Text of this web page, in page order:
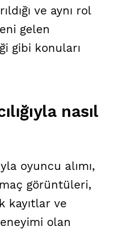
ve aynı rol
gelen
gibi konuları
nasıl
oyuncu alımı,
görüntüleri,
kayıtlar ve
olan